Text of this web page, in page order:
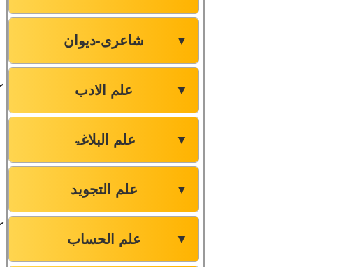
شاعری-دیوان ▼
علم الادب ▼
علم البلاغۃ ▼
علم التجوید ▼
علم الحساب ▼